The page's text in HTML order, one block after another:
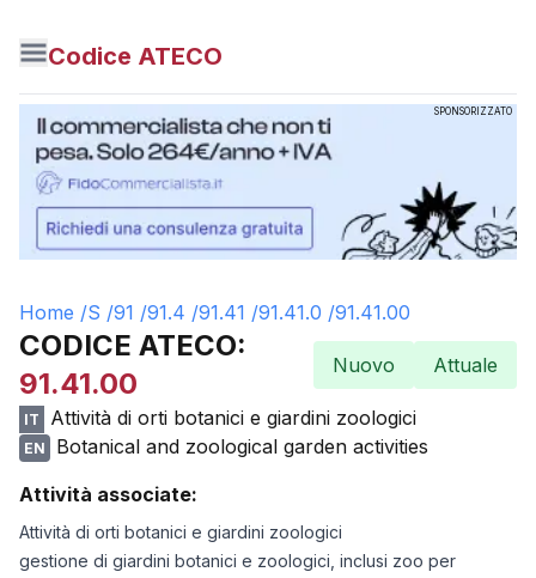
Codice ATECO
SPONSORIZZATO
Home /S /91 /91.4 /91.41 /91.41.0 /91.41.00
CODICE ATECO:
91.41.00
Nuovo Attuale
IT Attività di orti botanici e giardini zoologici
EN
Botanical and zoological garden activities
Attività associate:
Attività di orti botanici e giardini zoologici
gestione di giardini botanici e zoologici, inclusi zoo per